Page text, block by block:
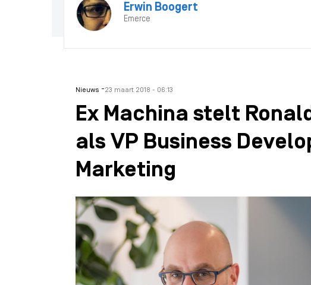
Erwin Boogert
Emerce
Nieuws -23 maart 2018 - 06:13
Ex Machina stelt
als VP Business
Marketing